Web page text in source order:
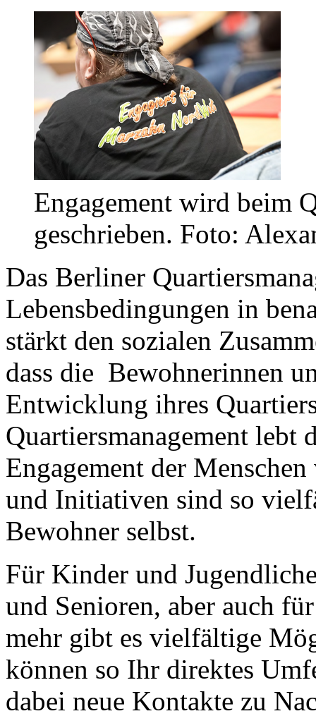
Engagement wird beim
geschrieben. Foto:
Das Berliner
Lebensbedingungen in
stärkt den sozialen
dass die Bewohnerinnen
Entwicklung ihres
Quartiersmanagement lebt
Engagement der
und Initiativen sind so
Bewohner selbst.
Für Kinder und
und Senioren, aber auch
mehr gibt es vielfältige
können so Ihr direktes
dabei neue Kontakte zu